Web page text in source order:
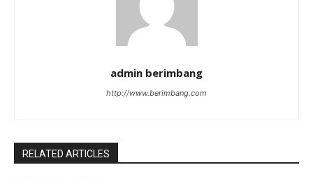
admin berimbang
http://www.berimbang.com
RELATED ARTICLES